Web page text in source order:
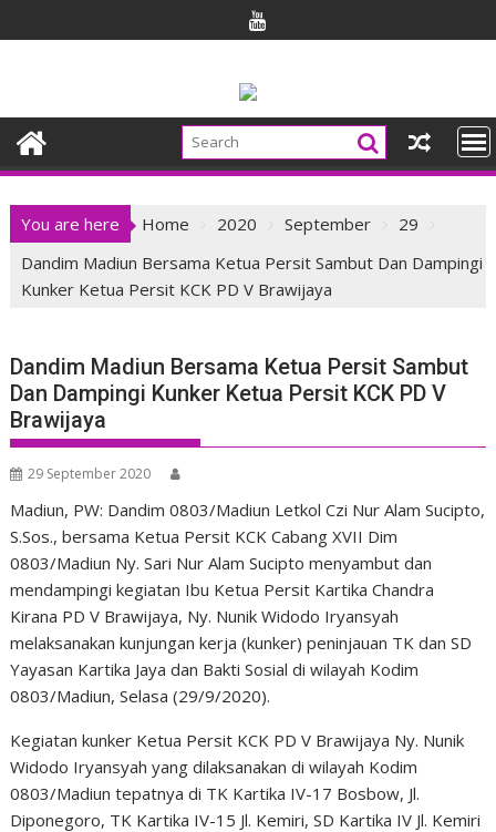
to
You are here Home 2020 September
29
Dandim Madiun Bersama Ketua Persit Sambut Dan Dampingi
Kunker Ketua Persit KCK PD V Brawijaya
Dandim Madiun Bersama Ketua Persit Sambut
Dan Dampingi Kunker Ketua Persit KCK PD V
Brawijaya
29 September 2020
Madiun, PW: Dandim 0803/Madiun Letkol Czi Nur Alam Sucipto,
S.Sos., bersama Ketua Persit KCK Cabang XVII Dim
0803/Madiun Ny. Sari Nur Alam Sucipto menyambut dan
mendampingi kegiatan Ibu Ketua Persit Kartika Chandra
Kirana PD V Brawijaya, Ny. Nunik Widodo Iryansyah
melaksanakan kunjungan kerja (kunker) peninjauan TK dan SD
Yayasan Kartika Jaya dan Bakti Sosial di wilayah Kodim
0803/Madiun, Selasa (29/9/2020).
Kegiatan kunker Ketua Persit KCK PD V Brawijaya Ny. Nunik
Widodo Iryansyah yang dilaksanakan di wilayah Kodim
0803/Madiun tepatnya di TK Kartika IV-17 Bosbow, Jl.
Diponegoro, TK Kartika IV-15 Jl. Kemiri, SD Kartika IV Jl. Kemiri